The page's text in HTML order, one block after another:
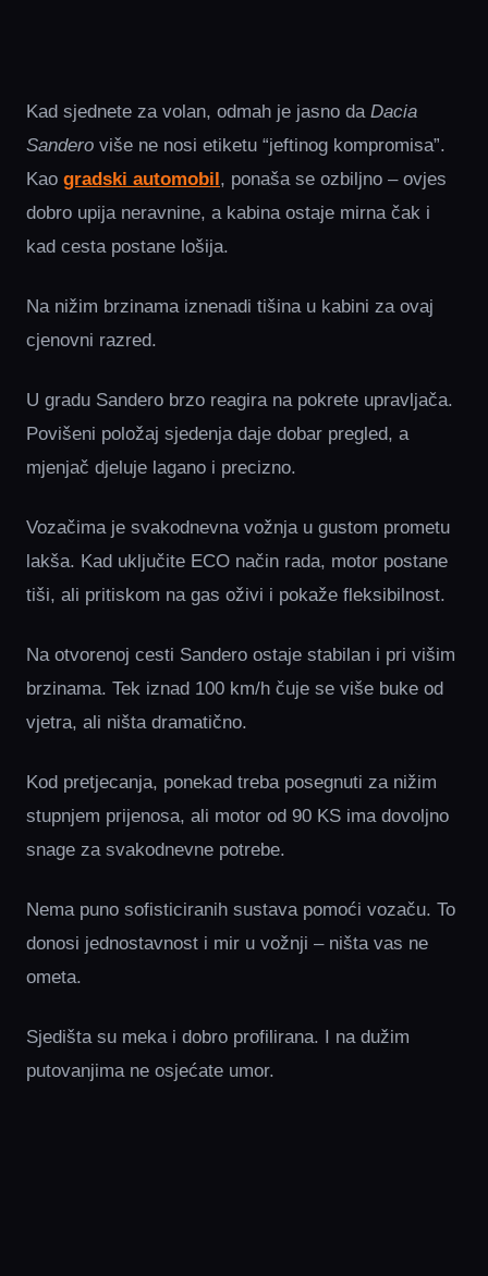
Kad sjednete za volan, odmah je jasno da Dacia
Sandero više ne nosi etiketu “jeftinog kompromisa”.
Kao gradski automobil, ponaša se ozbiljno – ovjes
dobro upija neravnine, a kabina ostaje mirna čak i
kad cesta postane lošija.
Na nižim brzinama iznenadi tišina u kabini za ovaj
cjenovni razred.
U gradu Sandero brzo reagira na pokrete upravljača.
Povišeni položaj sjedenja daje dobar pregled, a
mjenjač djeluje lagano i precizno.
Vozačima je svakodnevna vožnja u gustom prometu
lakša. Kad uključite ECO način rada, motor postane
tiši, ali pritiskom na gas oživi i pokaže fleksibilnost.
Na otvorenoj cesti Sandero ostaje stabilan i pri višim
brzinama. Tek iznad 100 km/h čuje se više buke od
vjetra, ali ništa dramatično.
Kod pretjecanja, ponekad treba posegnuti za nižim
stupnjem prijenosa, ali motor od 90 KS ima dovoljno
snage za svakodnevne potrebe.
Nema puno sofisticiranih sustava pomoći vozaču. To
donosi jednostavnost i mir u vožnji – ništa vas ne
ometa.
Sjedišta su meka i dobro profilirana. I na dužim
putovanjima ne osjećate umor.